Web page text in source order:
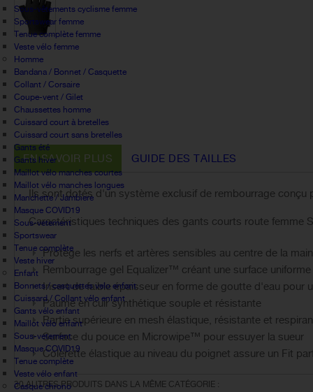
Sous-vêtements cyclisme femme
Sportswear femme
Tenue complète femme
Veste vélo femme
Homme
Bandana / Bonnet / Casquette
Collant / Corsaire
Coupe-vent / Gilet
Chaussettes homme
Cuissard court à bretelles
Cuissard court sans bretelles
Gants été
Gants hiver
Maillot vélo manches courtes
Maillot vélo manches longues
Manchette / Jambiere
Masque COVID19
Sous-vetement
Sportswear
Tenue complète
Veste hiver
Enfant
Bonnets / casquettes velo enfant
Cuissard / Collant vélo enfant
Gants vélo enfant
Maillot vélo enfant
Sous-vetement
Masque COVID19
Tenue complète
Veste vélo enfant
Casque chrono
EN SAVOIR PLUS GUIDE DES TAILLES
Ils sont dotés d'un système exclusif de rembourrage
Caractéristiques techniques des gants courts route femme
Protège les nerfs et artères sensibles au centre de la main
Rembourrage gel Equalizer™ créant une surface uniforme
Insert de faible épaisseur en forme de goutte d'eau pour
Paume en cuir synthétique souple et résistante
Partie supérieure en mesh élastique, résistante et
Surface du pouce en Microwipe™ pour essuyer la sueur
Colerette élastique au niveau du poignet assure un Fit
30 AUTRES PRODUITS DANS LA MÊME CATÉGORIE :